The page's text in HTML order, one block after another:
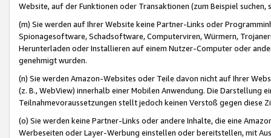
Website, auf der Funktionen oder Transaktionen (zum Beispiel
(m) Sie werden auf Ihrer Website keine Partner-Links oder
Spionagesoftware, Schadsoftware, Computerviren, Würmern,
Herunterladen oder Installieren auf einem Nutzer-Computer oder
genehmigt wurden.
(n) Sie werden Amazon-Websites oder Teile davon nicht auf Ihrer
(z. B., WebView) innerhalb einer Mobilen Anwendung. Die Darstellung
Teilnahmevoraussetzungen stellt jedoch keinen Verstoß gegen diese
(o) Sie werden keine Partner-Links oder andere Inhalte, die eine
Werbeseiten oder Layer-Werbung einstellen oder bereitstellen, mit